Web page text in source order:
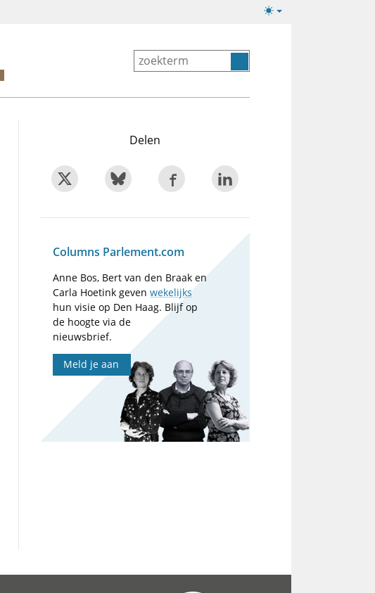
Lichte/donkere
Delen
Columns Parlement.com
Anne Bos, Bert van den Braak en
Carla Hoetink gevenwekelijks
hun visie op Den Haag. Blijf op
de hoogte via de
nieuwsbrief.
Meld je aan